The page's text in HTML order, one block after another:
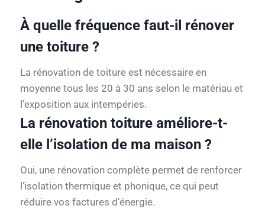
À quelle fréquence faut-il rénover
une toiture ?
La rénovation de toiture est nécessaire en
moyenne tous les 20 à 30 ans selon le matériau et
l’exposition aux intempéries.
La rénovation toiture améliore-t-
elle l’isolation de ma maison ?
Oui, une rénovation complète permet de renforcer
l’isolation thermique et phonique, ce qui peut
réduire vos factures d’énergie.